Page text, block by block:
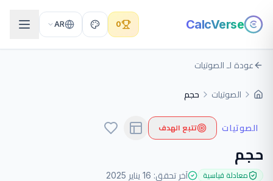
CalcVerse
0
AR
عودة لـ الصوتيات
الصوتيات حجم
الصوتيات تتبع الهدف
حجم
معادلة قياسية آخر تحقق: 16 يناير 2025